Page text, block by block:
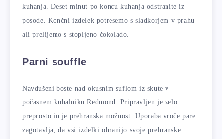
kuhanja. Deset minut po koncu kuhanja odstranite iz
posode. Končni izdelek potresemo s sladkorjem v prahu
ali prelijemo s stopljeno čokolado.
Parni souffle
Navdušeni boste nad okusnim suflom iz skute v
počasnem kuhalniku Redmond. Pripravljen je zelo
preprosto in je prehranska možnost. Uporaba vroče pare
zagotavlja, da vsi izdelki ohranijo svoje prehranske